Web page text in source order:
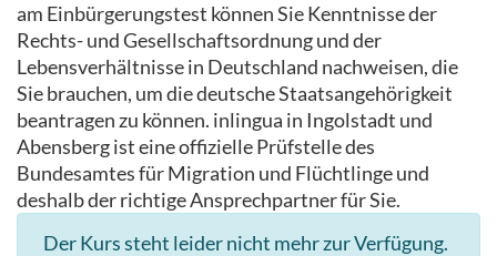
am Einbürgerungstest können Sie Kenntnisse der
Rechts- und Gesellschaftsordnung und der
Lebensverhältnisse in Deutschland nachweisen, die
Sie brauchen, um die deutsche Staatsangehörigkeit
beantragen zu können. inlingua in Ingolstadt und
Abensberg ist eine offizielle Prüfstelle des
Bundesamtes für Migration und Flüchtlinge und
deshalb der richtige Ansprechpartner für Sie.
Der Kurs steht leider nicht mehr zur Verfügung.